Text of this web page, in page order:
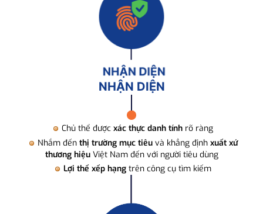
NHẬN DIỆN
Chủ thể được xác thực danh tính rõ ràng
Nhắm đến thị trường mục tiêuvà khẳng định xuất xứ
thương hiệuViệt Nam đến với người tiêu dùng
Lợi thế xếp hạng trên công cụ tìm kiếm